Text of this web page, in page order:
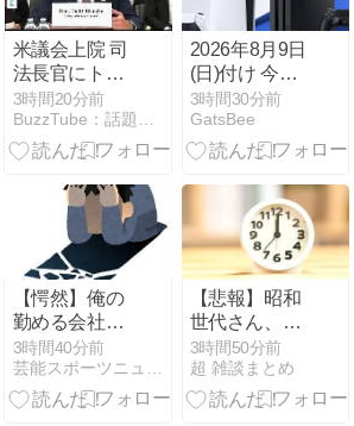
米議会上院 司
法長官にトラ
ンプ氏の元弁
護士ブランチ
氏 賛成50反対
認(2026年8月
3時間20分前
2026年8月9日
(日)付け 今週
発売予定の
PS5・PS4ゲ
ームソフトを
3時間30分前
GatsBee
【愕然】俺の
勤める会社、
ガチでヤバす
ぎ
る・・・・・・
3時間40分前
【悲報】昭和
世代さん、
「1時間弱」
は1時間に満
たない、「1
3時間50分前
超 雑談まとめ